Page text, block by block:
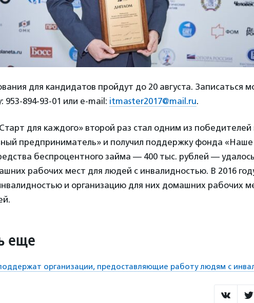
для кандидатов пройдут до 20 августа. Записаться
953-894-93-01 или е-mail: itmaster2017@mail.ru.
для каждого» второй раз стал одним из победителей
предприниматель» и получил поддержку фонда «Наше
беспроцентного займа — 400 тыс. рублей —
рабочих мест для людей с инвалидностью. В 2016
и организацию для них домашних рабочих
еще
организации, предоставляющие работу людям с